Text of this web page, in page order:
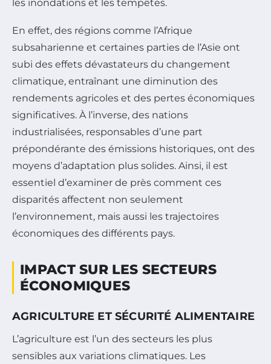
les inondations et les tempêtes.
En effet, des régions comme l’Afrique
subsaharienne et certaines parties de l’Asie ont
subi des effets dévastateurs du changement
climatique, entraînant une diminution des
rendements agricoles et des pertes économiques
significatives. À l’inverse, des nations
industrialisées, responsables d’une part
prépondérante des émissions historiques, ont des
moyens d’adaptation plus solides. Ainsi, il est
essentiel d’examiner de près comment ces
disparités affectent non seulement
l’environnement, mais aussi les trajectoires
économiques des différents pays.
IMPACT SUR LES SECTEURS
ÉCONOMIQUES
AGRICULTURE ET SÉCURITÉ ALIMENTAIRE
L’agriculture est l’un des secteurs les plus
sensibles aux variations climatiques. Les